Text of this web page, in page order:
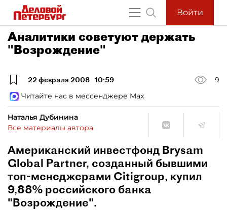
Войти
Аналитики советуют держать
"Возрождение"
22 февраля 2008 10:59
9
Читайте нас в мессенджере Max
Наталья Дубинина
Все материалы автора
Американский инвестфонд Brysam
Global Partner, созданный бывшими
топ-менеджерами Citigroup, купил
9,88% российского банка
"Возрождение".